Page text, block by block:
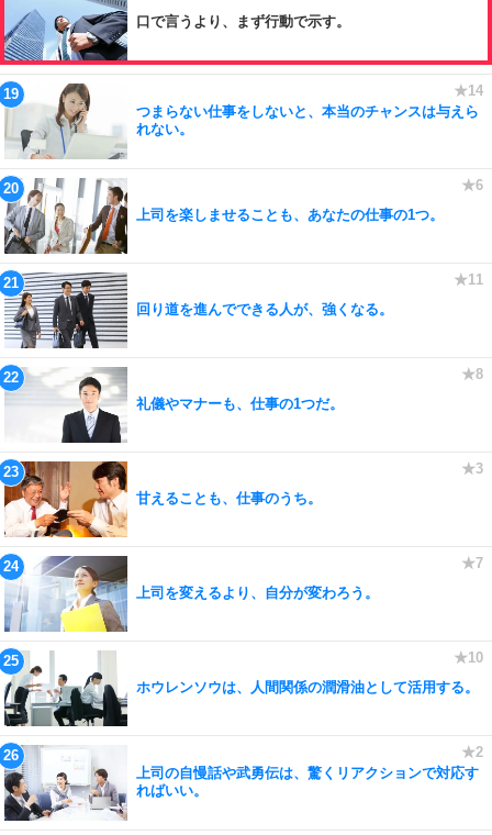
口で言うより、まず行動で示す。
つまらない仕事をしないと、本当のチャンスは与えら
れない。
上司を楽しませることも、あなたの仕事の1つ。
回り道を進んでできる人が、強くなる。
礼儀やマナーも、仕事の1つだ。
甘えることも、仕事のうち。
上司を変えるより、自分が変わろう。
ホウレンソウは、人間関係の潤滑油として活用する。
上司の自慢話や武勇伝は、驚くリアクションで対応す
ればいい。